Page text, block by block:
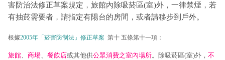
害防治法修正草案規定，旅館內除吸菸區(室)外，一律禁煙，若
有抽菸需要者，請指定有陽台的房間，或者請移步到戶外。
根據2005年「菸害防制法」修正草案 第十 五條第十一項：
旅館、 商場、 餐飲店或其他供公眾消費之室內場所。除吸菸區(室)外， 不